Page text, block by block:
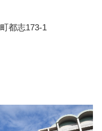
都志173-1